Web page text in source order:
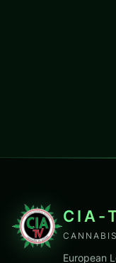
CIA-
European